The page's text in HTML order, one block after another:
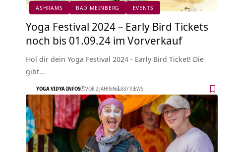
ASHRAMS BAD MEINBERG EVENTS
Yoga Festival 2024 – Early Bird Tickets
noch bis 01.09.24 im Vorverkauf
Hol dir dein Yoga Festival 2024 - Early Bird Ticket! Die
gibt…
YOGA VIDYA INFOS VOR 2 JAHREN 837 VIEWS